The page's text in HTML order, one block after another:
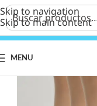
Skip to navigation
Skip to main content
MENU